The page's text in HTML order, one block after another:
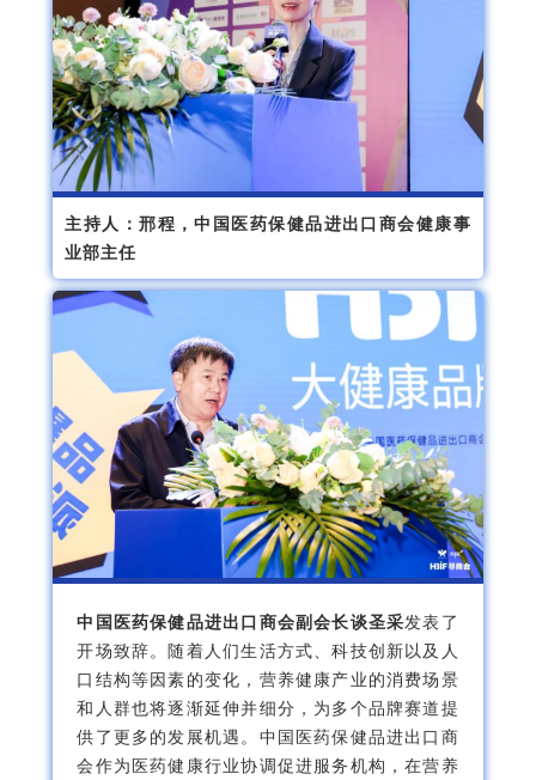
主持人：邢程，中国医药保健品进出口商会健康事
业部主任
中国医药保健品进出口商会副会长谈圣采发表了
开场致辞。随着人们生活方式、科技创新以及人
口结构等因素的变化，营养健康产业的消费场景
和人群也将逐渐延伸并细分，为多个品牌赛道提
供了更多的发展机遇。中国医药保健品进出口商
会作为医药健康行业协调促进服务机构，在营养